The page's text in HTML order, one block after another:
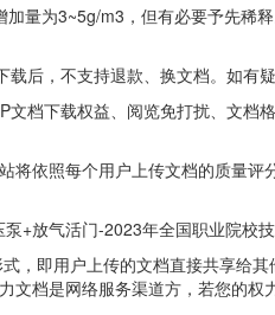
为3~5g/m3，但有必要予先稀
，不支持退款、换文档。如有疑
档下载权益、阅览免打扰、文档
依照每个用户上传文档的质量评
放气活门-2023年全国职业院校
即用户上传的文档直接共享给其
文档是网络服务渠道方，若您的